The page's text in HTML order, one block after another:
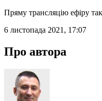
Пряму трансляцію ефіру
6 листопада 2021, 17:07
Про автора